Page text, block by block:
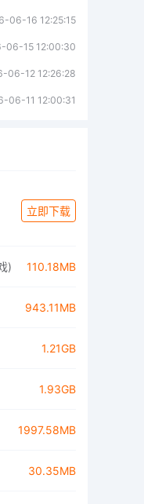
06-16 12:25:15
06-15 12:00:30
06-12 12:26:28
06-11 12:00:31
立即下载
) 110.18MB
943.11MB
1.21GB
1.93GB
1997.58MB
30.35MB